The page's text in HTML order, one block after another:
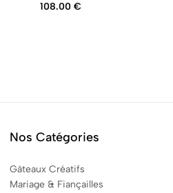
108.00 €
Nos Catégories
Gâteaux Créatifs
Mariage & Fiançailles